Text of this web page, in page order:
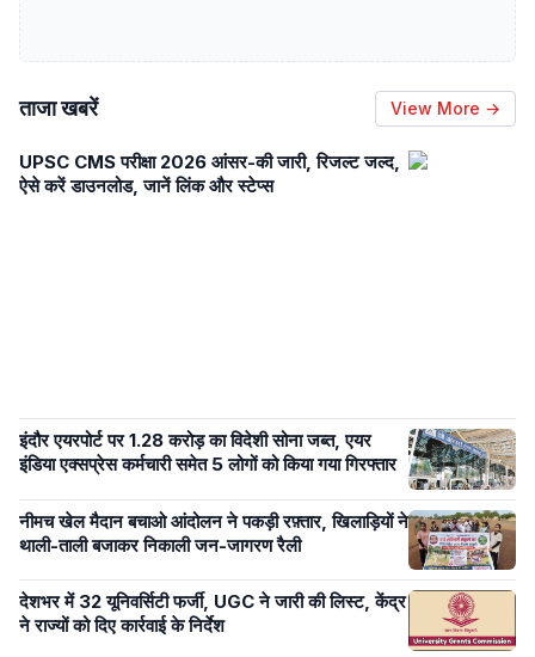
ताजा खबरें View More →
UPSC CMS परीक्षा 2026 आंसर-की जारी, रिजल्ट जल्द,
ऐसे करें डाउनलोड, जानें लिंक और स्टेप्स
इंदौर एयरपोर्ट पर 1.28 करोड़ का विदेशी सोना जब्त, एयर
इंडिया एक्सप्रेस कर्मचारी समेत 5 लोगों को किया गया गिरफ्तार
नीमच खेल मैदान बचाओ आंदोलन ने पकड़ी रफ़्तार, खिलाड़ियों ने
थाली-ताली बजाकर निकाली जन-जागरण रैली
देशभर में 32 यूनिवर्सिटी फर्जी, UGC ने जारी की लिस्ट, केंद्र
ने राज्यों को दिए कार्रवाई के निर्देश